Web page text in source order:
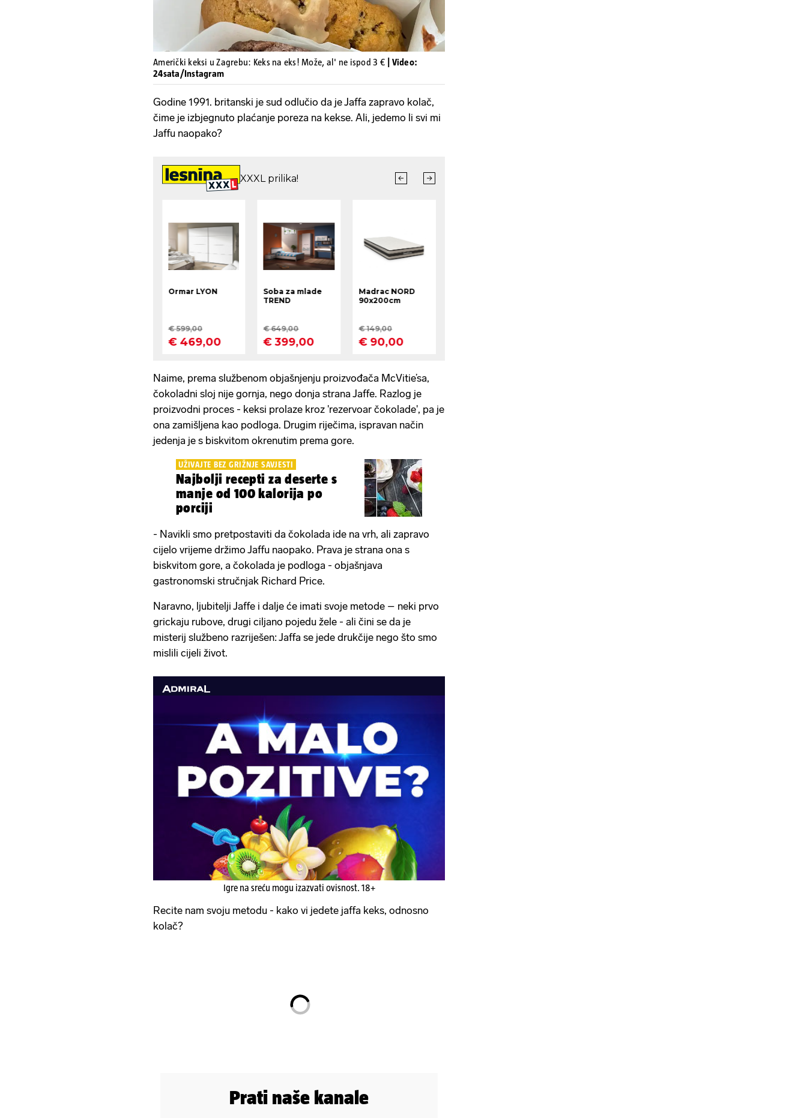
Američki keksi u Zagrebu: Keks na eks! Može, al' ne ispod 3 €
| Video:
24sata/Instagram
Godine 1991. britanski je sud odlučio da je Jaffa zapravo kolač,
čime je izbjegnuto plaćanje poreza na kekse. Ali, jedemo li svi mi
Jaffu naopako?
Naime, prema službenom objašnjenju proizvođača McVitie’sa,
čokoladni sloj nije gornja, nego donja strana Jaffe. Razlog je
proizvodni proces - keksi prolaze kroz 'rezervoar čokolade', pa je
ona zamišljena kao podloga. Drugim riječima, ispravan način
jedenja je s biskvitom okrenutim prema gore.
UŽIVAJTE BEZ GRIŽNJE SAVJESTI
Najbolji recepti za deserte s
manje od 100 kalorija po
porciji
- Navikli smo pretpostaviti da čokolada ide na vrh, ali zapravo
cijelo vrijeme držimo Jaffu naopako. Prava je strana ona s
biskvitom gore, a čokolada je podloga - objašnjava
gastronomski stručnjak Richard Price.
Naravno, ljubitelji Jaffe i dalje će imati svoje metode – neki prvo
grickaju rubove, drugi ciljano pojedu žele - ali čini se da je
misterij službeno razriješen: Jaffa se jede drukčije nego što smo
mislili cijeli život.
Igre na sreću mogu izazvati ovisnost. 18+
Recite nam svoju metodu - kako vi jedete jaffa keks, odnosno
kolač?
Prati naše kanale